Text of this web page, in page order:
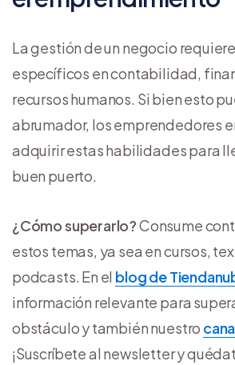
La gestión de un negocio
específicos en contabilidad,
recursos humanos. Si bien esto
abrumador, los emprendedores
adquirir estas habilidades para
buen puerto.
¿Cómo superarlo?Consume
estos temas, ya sea en cursos,
podcasts. En el blog de
información relevante para
obstáculo y también nuestro
¡Suscríbete al newsletter y